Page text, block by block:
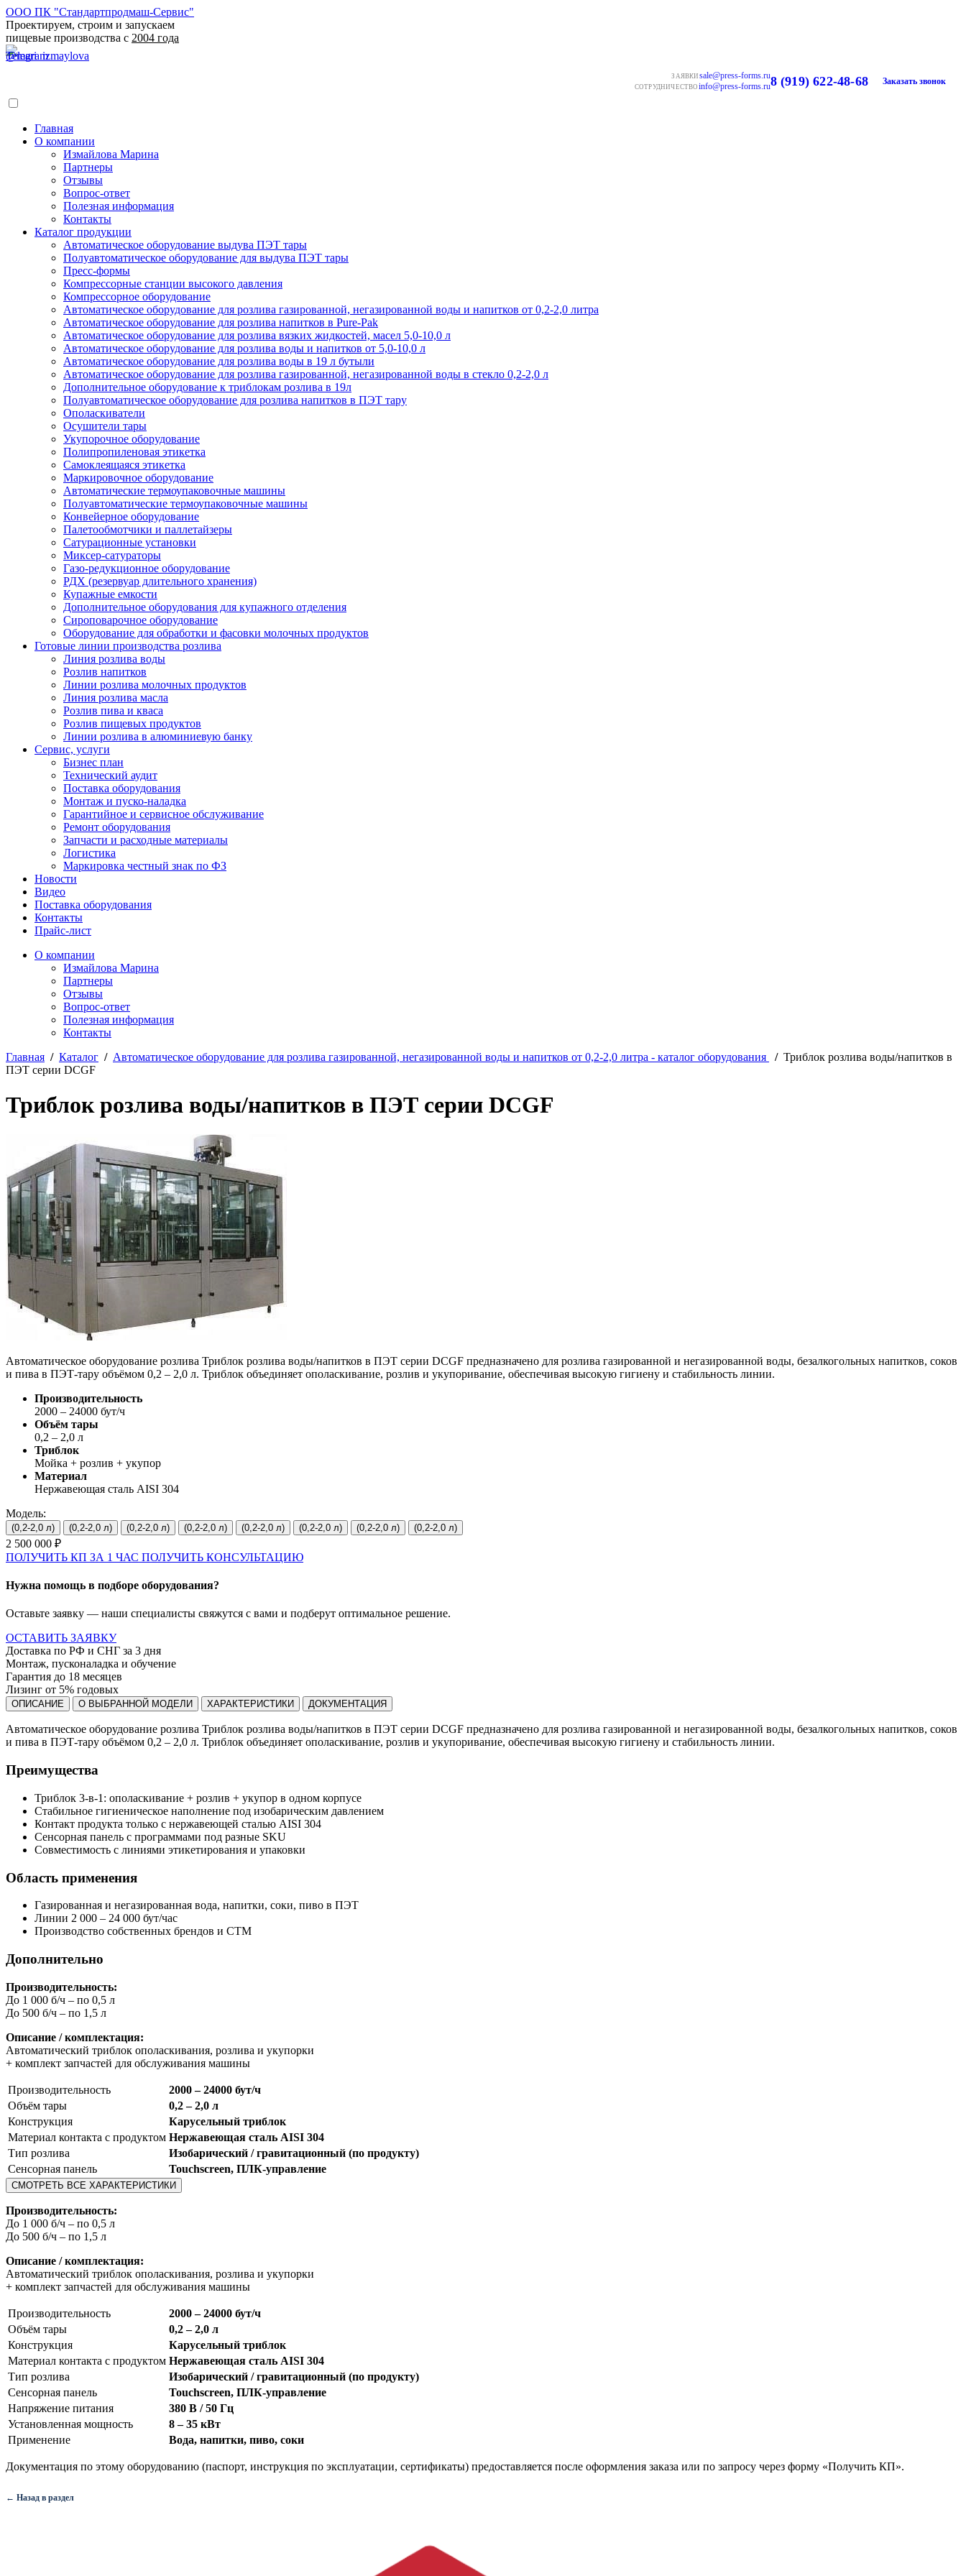
ООО ПК "Стандартпродмаш-Сервис"
Проектируем, строим и запускаем
пищевые производства с 2004 года
ЗАЯВКИ sale@press-forms.ru
СОТРУДНИЧЕСТВО info@press-forms.ru8 (919) 622-48-68 Заказать звонок
Главная
О компании
Измайлова Марина
Партнеры
Отзывы
Вопрос-ответ
Полезная информация
Контакты
Каталог продукции
Автоматическое оборудование выдува ПЭТ тары
Полуавтоматическое оборудование для выдува ПЭТ тары
Пресс-формы
Компрессорные станции высокого давления
Компрессорное оборудование
Автоматическое оборудование для розлива газированной, негазированной воды и напитков от 0,2-2,0 литра
Автоматическое оборудование для розлива напитков в Pure-Pak
Автоматическое оборудование для розлива вязких жидкостей, масел 5,0-10,0 л
Автоматическое оборудование для розлива воды и напитков от 5,0-10,0 л
Автоматическое оборудование для розлива воды в 19 л бутыли
Автоматическое оборудование для розлива газированной, негазированной воды в стекло 0,2-2,0 л
Дополнительное оборудование к триблокам розлива в 19л
Полуавтоматическое оборудование для розлива напитков в ПЭТ тару
Ополаскиватели
Осушители тары
Укупорочное оборудование
Полипропиленовая этикетка
Самоклеящаяся этикетка
Маркировочное оборудование
Автоматические термоупаковочные машины
Полуавтоматические термоупаковочные машины
Конвейерное оборудование
Палетообмотчики и паллетайзеры
Сатурационные установки
Миксер-сатураторы
Газо-редукционное оборудование
РДХ (резервуар длительного хранения)
Купажные емкости
Дополнительное оборудования для купажного отделения
Сироповарочное оборудование
Оборудование для обработки и фасовки молочных продуктов
Готовые линии производства розлива
Линия розлива воды
Розлив напитков
Линии розлива молочных продуктов
Линия розлива масла
Розлив пива и кваса
Розлив пищевых продуктов
Линии розлива в алюминиевую банку
Сервис, услуги
Бизнес план
Технический аудит
Поставка оборудования
Монтаж и пуско-наладка
Гарантийное и сервисное обслуживание
Ремонт оборудования
Запчасти и расходные материалы
Логистика
Маркировка честный знак по ФЗ
Новости
Видео
Поставка оборудования
Контакты
Прайс-лист
О компании
Измайлова Марина
Партнеры
Отзывы
Вопрос-ответ
Полезная информация
Контакты
Главная / Каталог / Автоматическое оборудование для розлива газированной, негазированной воды и напитков от 0,2-2,0 литра - каталог оборудования / Триблок розлива воды/напитков в
ПЭТ серии DCGF
Триблок розлива воды/напитков в ПЭТ серии DCGF
Автоматическое оборудование розлива Триблок розлива воды/напитков в ПЭТ серии DCGF предназначено для розлива газированной и негазированной воды, безалкогольных напитков, соков
и пива в ПЭТ-тару объёмом 0,2 – 2,0 л. Триблок объединяет ополаскивание, розлив и укупоривание, обеспечивая высокую гигиену и стабильность линии.
Производительность
2000 – 24000 бут/ч
Объём тары
0,2 – 2,0 л
Триблок
Мойка + розлив + укупор
Материал
Нержавеющая сталь AISI 304
Модель:
(0,2-2,0 л) (0,2-2,0 л) (0,2-2,0 л) (0,2-2,0 л) (0,2-2,0 л) (0,2-2,0 л) (0,2-2,0 л) (0,2-2,0 л)
2 500 000 ₽
ПОЛУЧИТЬ КП ЗА 1 ЧАС ПОЛУЧИТЬ КОНСУЛЬТАЦИЮ
Нужна помощь в подборе оборудования?
Оставьте заявку — наши специалисты свяжутся с вами и подберут оптимальное решение.
ОСТАВИТЬ ЗАЯВКУ
Доставка по РФ и СНГ за 3 дня
Монтаж, пусконаладка и обучение
Гарантия до 18 месяцев
Лизинг от 5% годовых
ОПИСАНИЕ О ВЫБРАННОЙ МОДЕЛИ ХАРАКТЕРИСТИКИ ДОКУМЕНТАЦИЯ
Автоматическое оборудование розлива Триблок розлива воды/напитков в ПЭТ серии DCGF предназначено для розлива газированной и негазированной воды, безалкогольных напитков, соков
и пива в ПЭТ-тару объёмом 0,2 – 2,0 л. Триблок объединяет ополаскивание, розлив и укупоривание, обеспечивая высокую гигиену и стабильность линии.
Преимущества
Триблок 3-в-1: ополаскивание + розлив + укупор в одном корпусе
Стабильное гигиеническое наполнение под изобарическим давлением
Контакт продукта только с нержавеющей сталью AISI 304
Сенсорная панель с программами под разные SKU
Совместимость с линиями этикетирования и упаковки
Область применения
Газированная и негазированная вода, напитки, соки, пиво в ПЭТ
Линии 2 000 – 24 000 бут/час
Производство собственных брендов и СТМ
Дополнительно
Производительность:
До 1 000 б/ч – по 0,5 л
До 500 б/ч – по 1,5 л
Описание / комплектация:
Автоматический триблок ополаскивания, розлива и укупорки
+ комплект запчастей для обслуживания машины
Производительность
2000 – 24000 бут/ч
Объём тары
0,2 – 2,0 л
Конструкция
Карусельный триблок
Материал контакта с продуктом Нержавеющая сталь AISI 304
Тип розлива
Изобарический / гравитационный (по продукту)
Сенсорная панель
Touchscreen, ПЛК-управление
СМОТРЕТЬ ВСЕ ХАРАКТЕРИСТИКИ
Производительность:
До 1 000 б/ч – по 0,5 л
До 500 б/ч – по 1,5 л
Описание / комплектация:
Автоматический триблок ополаскивания, розлива и укупорки
+ комплект запчастей для обслуживания машины
Производительность
2000 – 24000 бут/ч
Объём тары
0,2 – 2,0 л
Конструкция
Карусельный триблок
Материал контакта с продуктом Нержавеющая сталь AISI 304
Тип розлива
Изобарический / гравитационный (по продукту)
Сенсорная панель
Touchscreen, ПЛК-управление
Напряжение питания
380 В / 50 Гц
Установленная мощность
8 – 35 кВт
Применение
Вода, напитки, пиво, соки
Документация по этому оборудованию (паспорт, инструкция по эксплуатации, сертификаты) предоставляется после оформления заказа или по запросу через форму «Получить КП».
← Назад в раздел